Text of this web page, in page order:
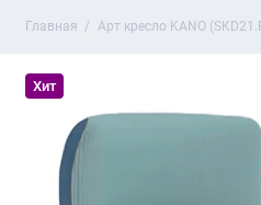
Главная Арт кресло KANO
Хит